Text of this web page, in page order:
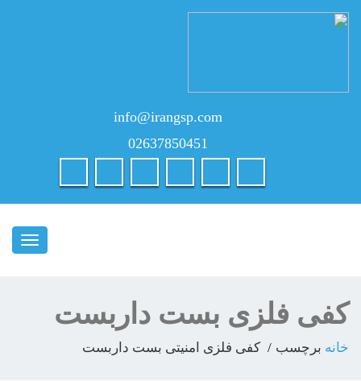
info@irangsp.com
02637850451
ناوبری
کفی فلزی بست داربست
خانه برچسب کفی فلزی امنیتی بست داربست